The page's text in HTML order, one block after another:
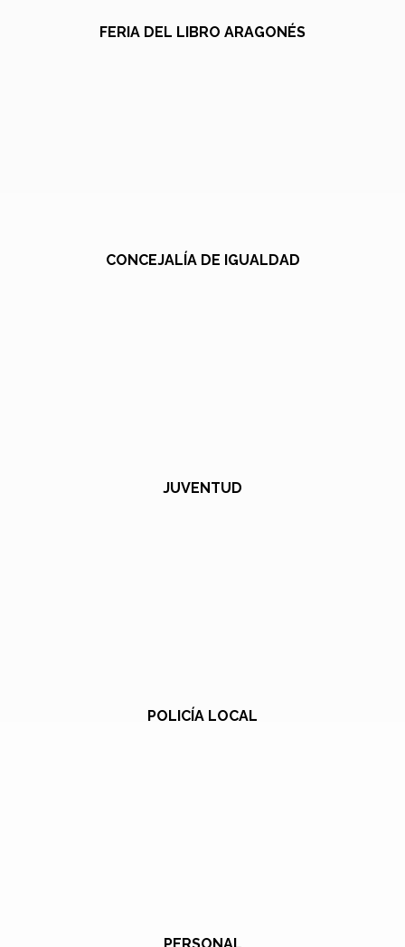
FERIA DEL LIBRO ARAGONÉS
CONCEJALÍA DE IGUALDAD
JUVENTUD
POLICÍA LOCAL